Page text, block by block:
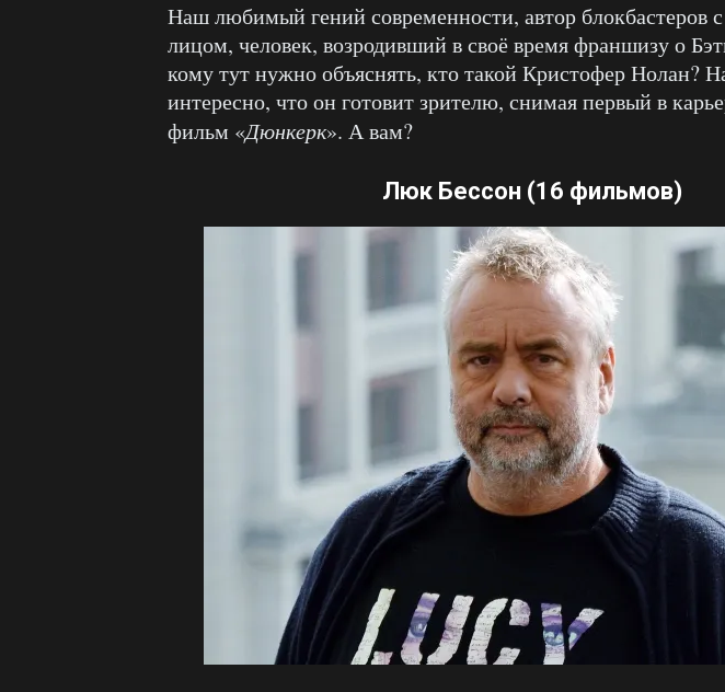
Наш любимый гений современности, автор блокбастеров
лицом, человек, возродивший в своё время франшизу о
кому тут нужно объяснять, кто такой Кристофер Нолан?
интересно, что он готовит зрителю, снимая первый в
фильм «Дюнкерк». А вам?
Люк Бессон (16 фильмов)